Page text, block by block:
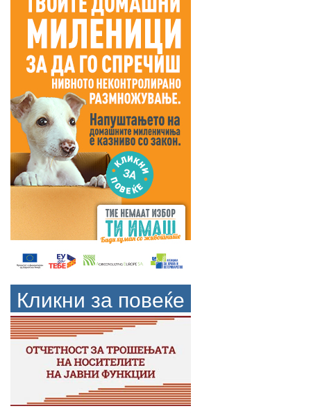
Кликни за повеќе